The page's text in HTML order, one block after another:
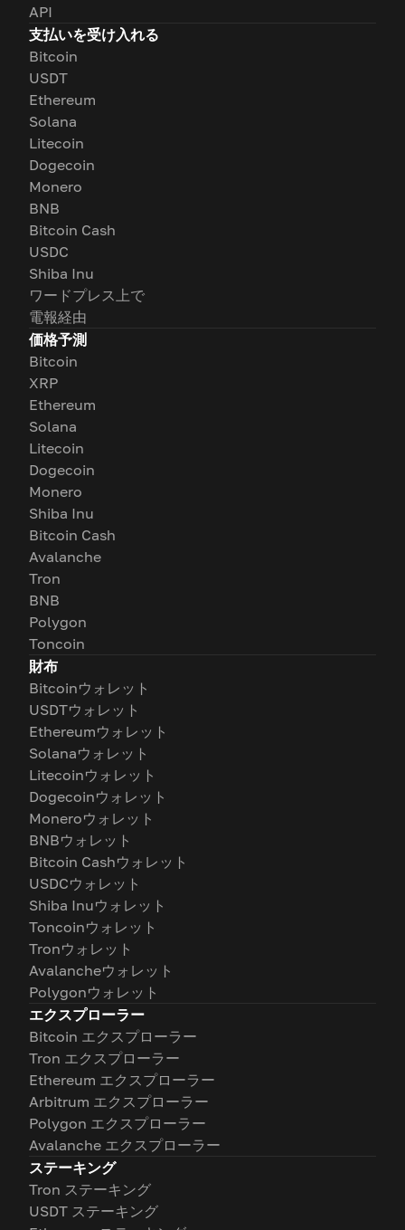
API
支払いを受け入れる
Bitcoin
USDT
Ethereum
Solana
Litecoin
Dogecoin
Monero
BNB
Bitcoin Cash
USDC
Shiba Inu
ワードプレス上で
電報経由
価格予測
Bitcoin
XRP
Ethereum
Solana
Litecoin
Dogecoin
Monero
Shiba Inu
Bitcoin Cash
Avalanche
Tron
BNB
Polygon
Toncoin
財布
Bitcoinウォレット
USDTウォレット
Ethereumウォレット
Solanaウォレット
Litecoinウォレット
Dogecoinウォレット
Moneroウォレット
BNBウォレット
Bitcoin Cashウォレット
USDCウォレット
Shiba Inuウォレット
Toncoinウォレット
Tronウォレット
Avalancheウォレット
Polygonウォレット
エクスプローラー
Bitcoin エクスプローラー
Tron エクスプローラー
Ethereum エクスプローラー
Arbitrum エクスプローラー
Polygon エクスプローラー
Avalanche エクスプローラー
ステーキング
Tron ステーキング
USDT ステーキング